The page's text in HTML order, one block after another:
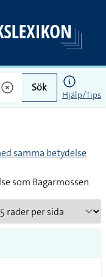
Sök
Hjälp/Tips
samma betydelse
som Bagarmossen